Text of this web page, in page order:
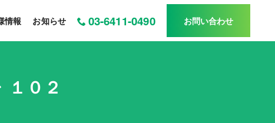
情報 お知らせ 03-6411-0490 お問い合わせ
０２